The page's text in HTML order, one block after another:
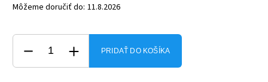
Môžeme doručiť do: 11.8.2026
PRIDAŤ DO KOŠÍKA